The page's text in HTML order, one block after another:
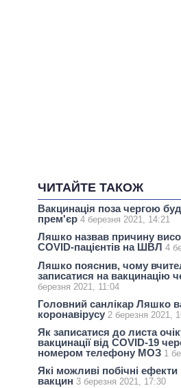
ЧИТАЙТЕ ТАКОЖ
Вакцинація поза чергою
прем'єр 4 березня 2021, 14:21
Ляшко назвав причину
COVID-пацієнтів на ШВЛ 4
Ляшко пояснив, чому
записатися на вакцинацію
березня 2021, 11:04
Головний санлікар Ляшко
коронавірусу 2 березня 2021,
Як записатися до листа
вакцинації від COVID-19
номером телефону МОЗ 1
Які можливі побічні ефекти
вакцин 3 березня 2021, 17:30